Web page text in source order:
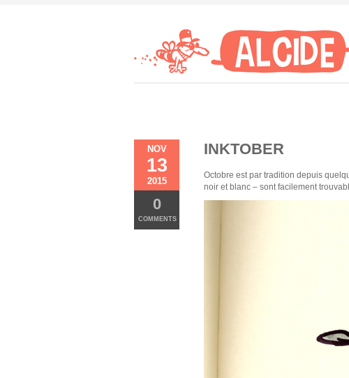
NOV
13
2015
0
COMMENTS
INKTOBER
Octobre est par tradition depuis
noir et blanc – sont facilement